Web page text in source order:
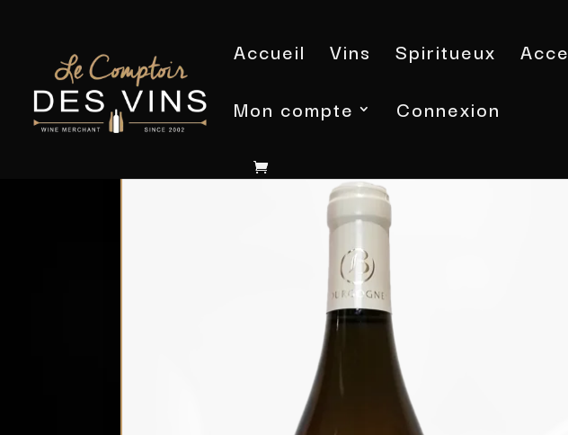
Accueil Vins Spiritueux
Mon compte
Connexion